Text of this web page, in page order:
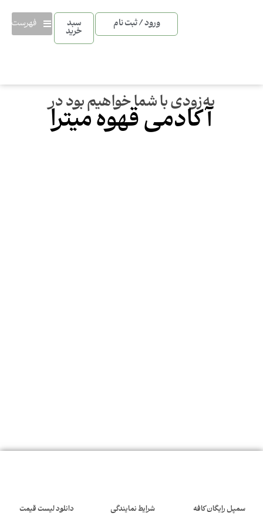
سمپل رایگان کافه شرایط نمایندگی دانلود لیست قیمت
ورود / ثبت نام سبد
خرید
فهرست
به‌زودی با شما خواهیم بود در
آکادمی قهوه میترا